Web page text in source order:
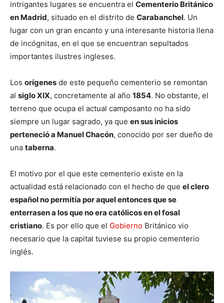
intrigantes lugares se encuentra el Cementerio Británico
en Madrid, situado en el distrito de Carabanchel. Un
lugar con un gran encanto y una interesante historia llena
de incógnitas, en el que se encuentran sepultados
importantes ilustres ingleses.
Los orígenes de este pequeño cementerio se remontan
al siglo XIX, concretamente al año 1854. No obstante, el
terreno que ocupa el actual camposanto no ha sido
siempre un lugar sagrado, ya que en sus inicios
perteneció a Manuel Chacón, conocido por ser dueño de
una taberna.
El motivo por el que este cementerio existe en la
actualidad está relacionado con el hecho de que el clero
español no permitía por aquel entonces que se
enterrasen a los que no era católicos en el fosal
cristiano. Es por ello que el Gobierno Británico vio
necesario que la capital tuviese su propio cementerio
inglés.